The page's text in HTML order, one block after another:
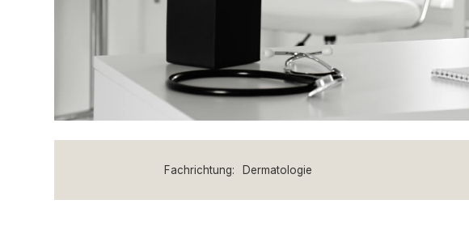
Fachrichtung: Dermatologie